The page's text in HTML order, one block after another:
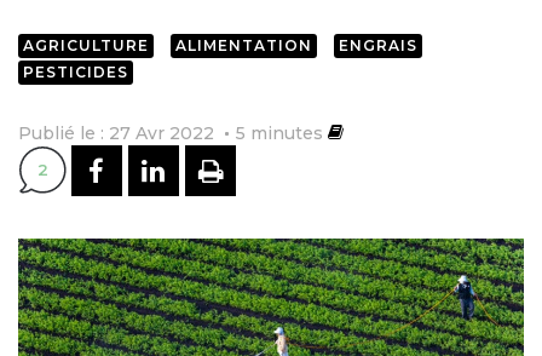
AGRICULTURE ALIMENTATION
ENGRAIS
PESTICIDES
Publié le : 27 Avr 2022 5 minutes
2 PARTAGER SUR FACEBOOK
PARTAGER SUR
IMPRIMER